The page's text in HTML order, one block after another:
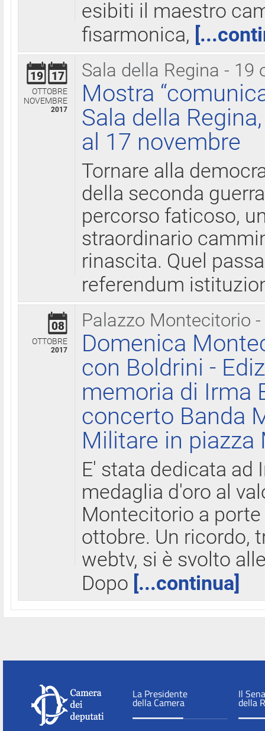
esibiti il maestro
fisarmonica,
Sala della Regina - 19
19 17
OTTOBRE
NOVEMBRE
2017
Mostra
Sala della
al 17 novembre
Tornare alla
della seconda
percorso faticoso,
straordinario
rinascita. Quel
referendum
Palazzo Montecitorio
08
OTTOBRE
2017
Domenica
con Boldrini -
memoria di Irma
concerto Banda
Militare in
E' stata dedicata ad
medaglia d'oro al
Montecitorio a
ottobre. Un ricordo,
webtv, si è svolto
Dopo [...continua]
La Presidente
della Camera
Il
della